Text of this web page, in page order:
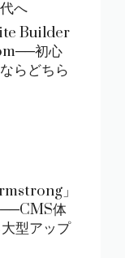
へ
Builder
初心
らどちら
」
体
型アップ